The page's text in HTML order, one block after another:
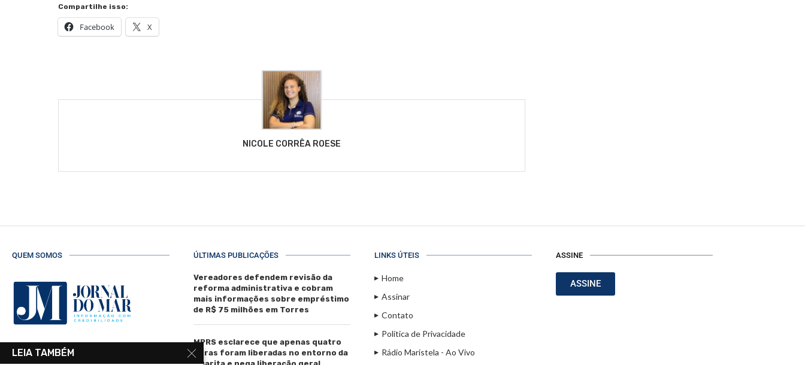
Compartilhe isso:
Facebook X
NICOLE CORRÊA ROESE
QUEM SOMOS
R. Manoel de Matos Pereira, 40 -
ÚLTIMAS PUBLICAÇÕES
Vereadores defendem revisão da
reforma administrativa e cobram
mais informações sobre empréstimo
de R$ 75 milhões em Torres
MPRS esclarece que apenas quatro
obras foram liberadas no entorno da
LINKS ÚTEIS
Home
Assinar
Contato
Política de Privacidade
Rádio Maristela - Ao Vivo
ASSINE
ASSINE
LEIA TAMBÉM